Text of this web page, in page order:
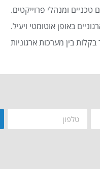
ומנהלי פרוייקטים.